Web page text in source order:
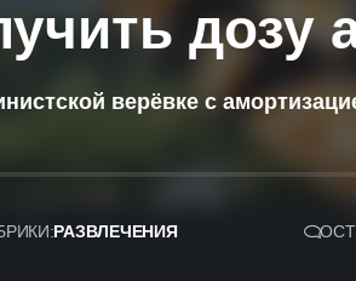
дозу
верёвке с
РАЗВЛЕЧЕНИЯ